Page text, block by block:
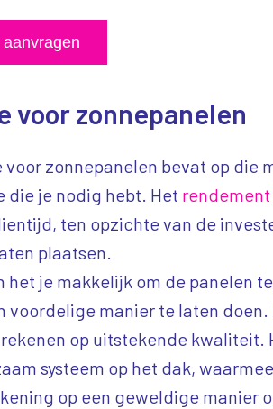
voor zonnepanelen
voor zonnepanelen bevat op die
die je nodig hebt. Het rendement
ten opzichte van de
plaatsen.
het je makkelijk om de panelen
voordelige manier te laten
op uitstekende kwaliteit.
systeem op het dak,
op een geweldige manier